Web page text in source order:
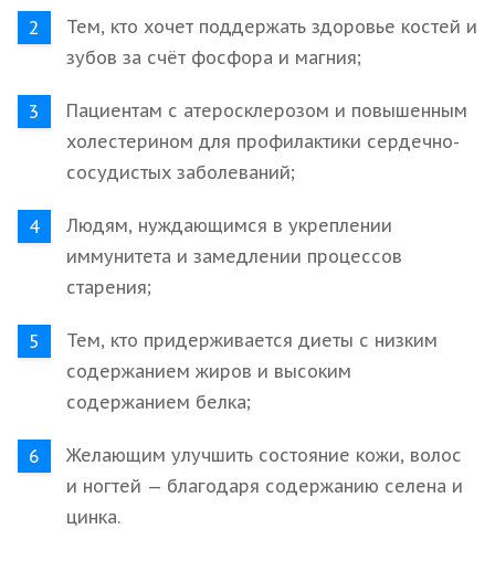
Тем, кто хочет поддержать здоровье костей и
зубов за счёт фосфора и магния;
Пациентам с атеросклерозом и повышенным
холестерином для профилактики сердечно-
сосудистых заболеваний;
Людям, нуждающимся в укреплении
иммунитета и замедлении процессов
старения;
Тем, кто придерживается диеты с низким
содержанием жиров и высоким
содержанием белка;
Желающим улучшить состояние кожи, волос
и ногтей — благодаря содержанию селена и
цинка.